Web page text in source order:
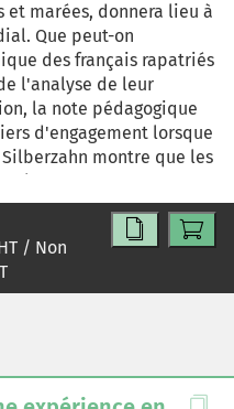
marées, donnera lieu à
Que peut-on
des français rapatriés
l'analyse de leur
la note pédagogique
d'engagement lorsque
montre que les
les entrepreneurs
de résilience,
d'effet sisyphien...
étend l'analyse
de survie de ce pays
/ Non